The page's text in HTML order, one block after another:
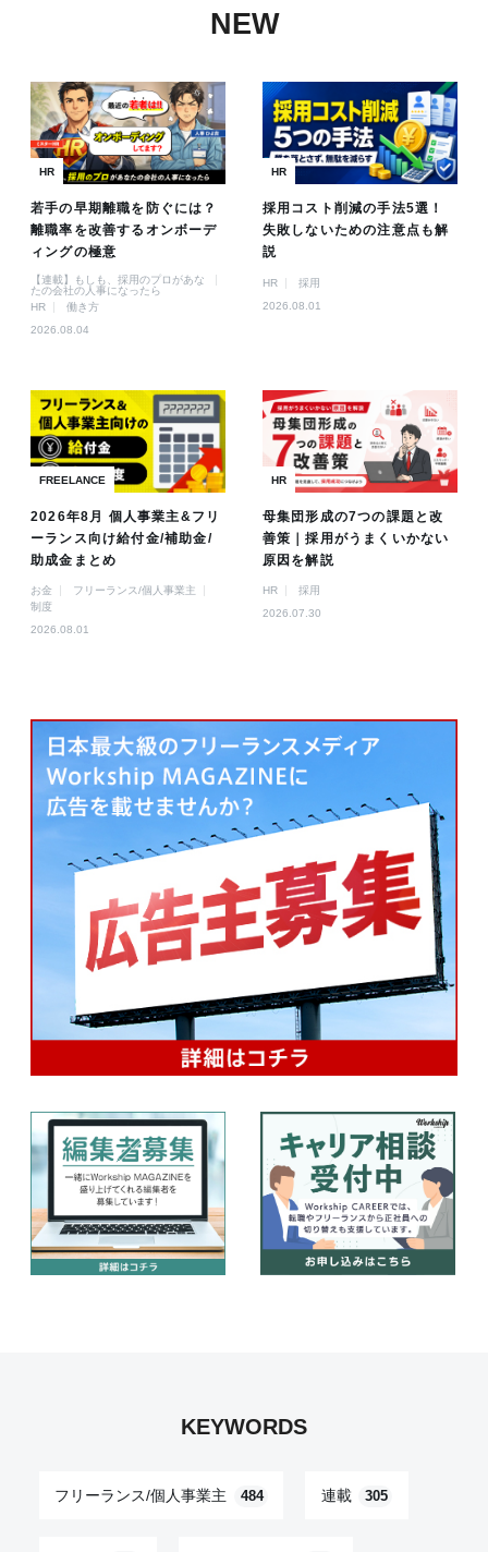
NEW
HR
若手の早期離職を防ぐには？
離職率を改善するオンボーデ
ィングの極意
【連載】もしも、採用のプロがあな
たの会社の人事になったら
HR
働き方
2026.08.04
HR
採用コスト削減の手法5選！
失敗しないための注意点も解
説
HR
採用
2026.08.01
FREELANCE
2026年8月 個人事業主&フリ
ーランス向け給付金/補助金/
助成金まとめ
お金
フリーランス/個人事業主
制度
2026.08.01
HR
母集団形成の7つの課題と改
善策｜採用がうまくいかない
原因を解説
HR
採用
2026.07.30
KEYWORDS
フリーランス/個人事業主 484 連載 305